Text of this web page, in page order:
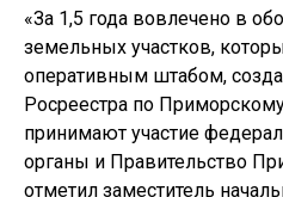
«За 1,5 года вовлечено в
земельных участков,
оперативным штабом,
Росреестра по
принимают участие
органы и Правительство
отметил заместитель